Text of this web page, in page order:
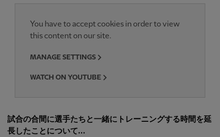
You have to accept cookies in order to view
this content on our site.
MANAGE SETTINGS
WATCH ON YOUTUBE
試合の合間に選手たちと一緒にトレーニングする時間を延
長したことについて...